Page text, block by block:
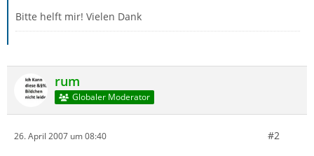
Bitte helft mir! Vielen Dank
rum
Globaler Moderator
26. April 2007 um 08:40 #2